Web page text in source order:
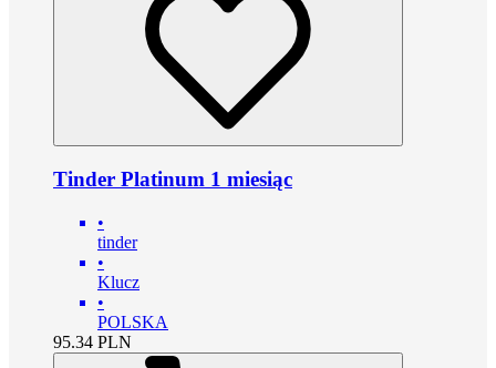
Tinder Platinum 1 miesiąc
•
tinder
•
Klucz
•
POLSKA
95.34 PLN